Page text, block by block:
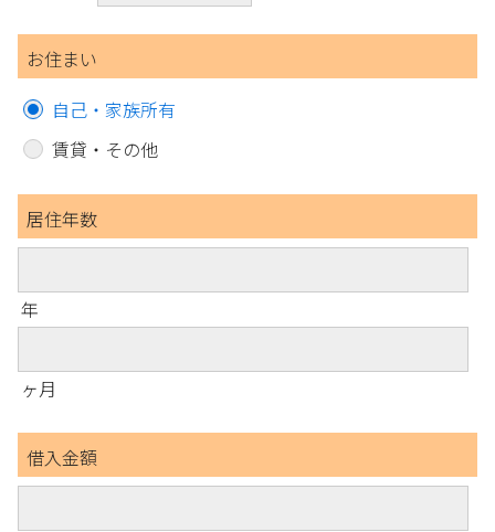
お住まい
自己・家族所有
賃貸・その他
居住年数
年
ヶ月
借入金額